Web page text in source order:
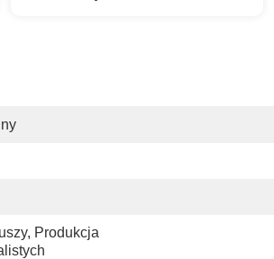
Produkcja